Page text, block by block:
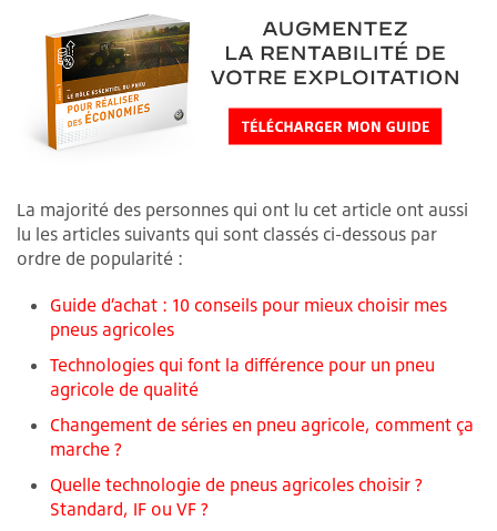
La majorité des personnes qui ont lu cet article ont aussi
lu les articles suivants qui sont classés ci-dessous par
ordre de popularité :
Guide d’achat : 10 conseils pour mieux choisir mes
pneus agricoles
Technologies qui font la différence pour un pneu
agricole de qualité
Changement de séries en pneu agricole, comment ça
marche ?
Quelle technologie de pneus agricoles choisir ?
Standard, IF ou VF ?